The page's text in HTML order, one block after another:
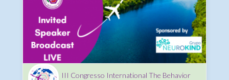
III Congresso International The Behavior